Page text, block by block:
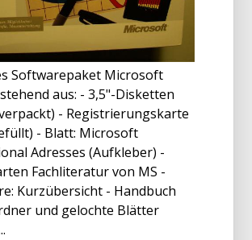
Softwarepaket Microsoft
aus: - 3,5"-Disketten
- Registrierungskarte
- Blatt: Microsoft
Adresses (Aufkleber) -
Fachliteratur von MS -
Kurzübersicht - Handbuch
und gelochte Blätter